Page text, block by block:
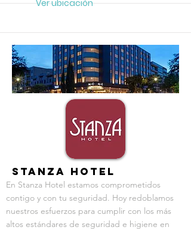
Ver ubicación
RECOMENDADO
Stanza Hotel
En Stanza Hotel estamos comprometidos
contigo y con tu seguridad. Hoy redoblamos
nuestros esfuerzos para cumplir con los más
altos estándares de seguridad e higiene en